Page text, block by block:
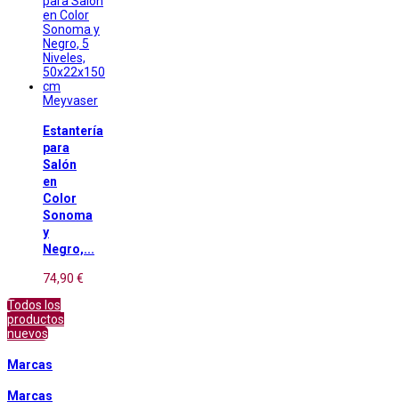
Meyvaser
Estantería
para
Salón
en
Color
Sonoma
y
Negro,...
74,90 €
Todos los
productos
nuevos
Marcas
Marcas